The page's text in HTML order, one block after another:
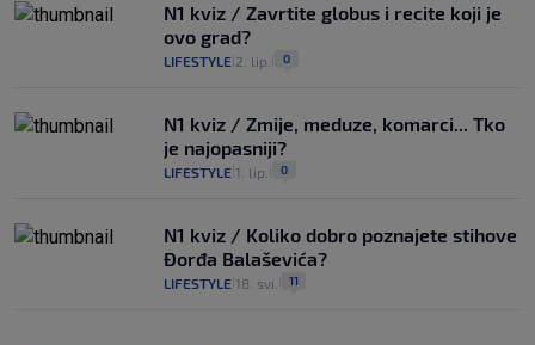
N1 kviz / Zavrtite globus i recite koji je
ovo grad?
LIFESTYLE 2. lip. 0
N1 kviz / Zmije, meduze, komarci... Tko
je najopasniji?
LIFESTYLE 1. lip. 0
N1 kviz / Koliko dobro poznajete stihove
Đorđa Balaševića?
LIFESTYLE 18. svi. 11